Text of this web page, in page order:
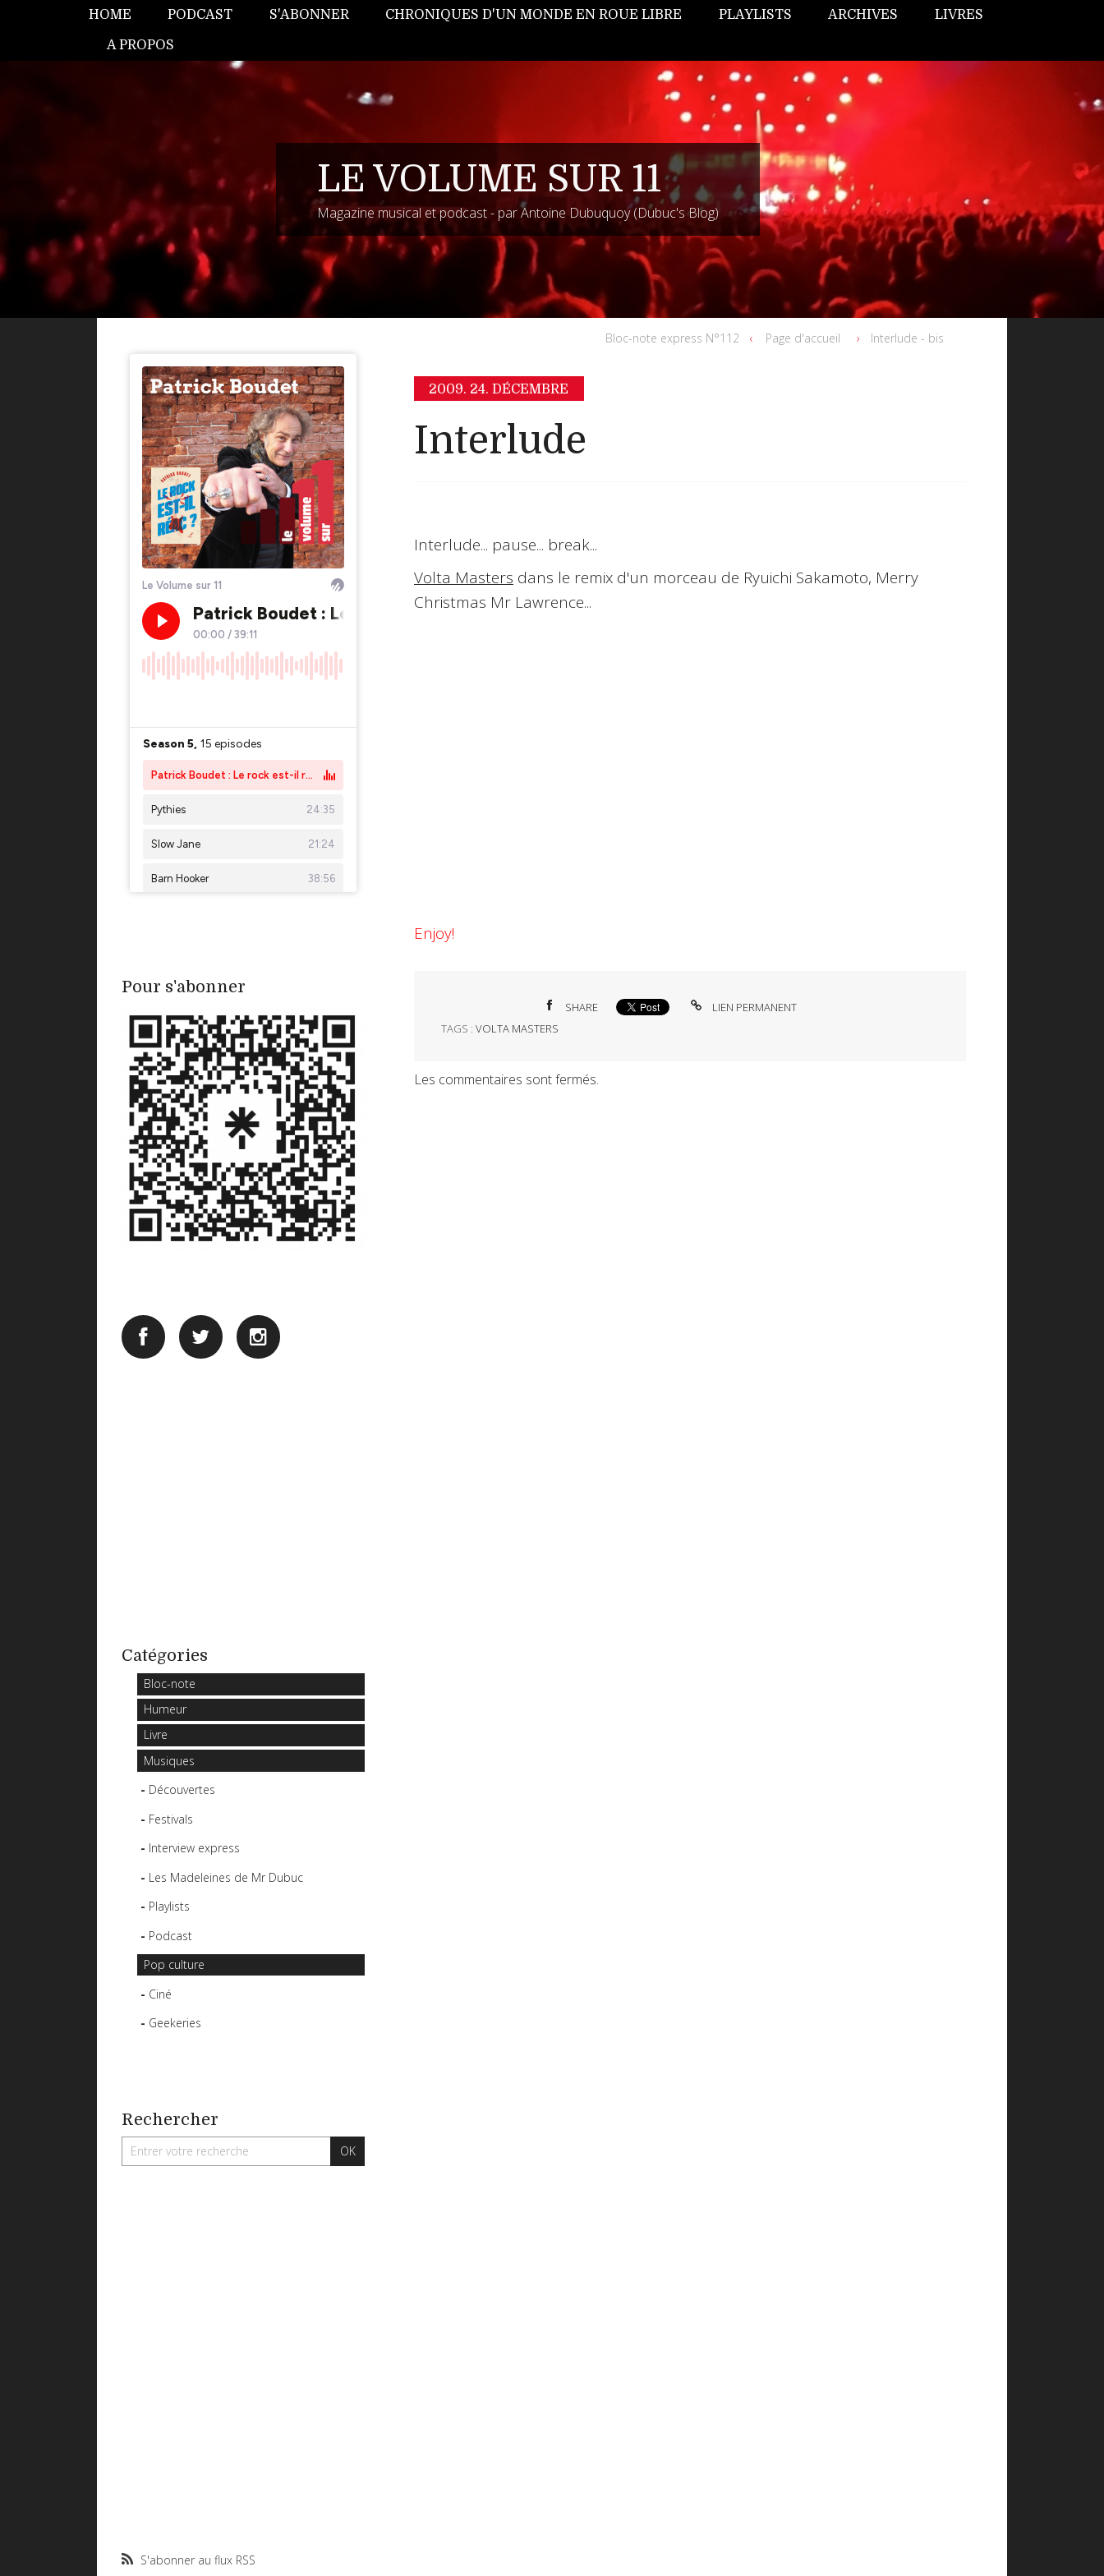
HOME PODCAST S'ABONNER CHRONIQUES D'UN MONDE EN ROUE LIBRE PLAYLISTS ARCHIVES LIVRES
A PROPOS
LE VOLUME SUR 11
Magazine musical et podcast - par Antoine Dubuquoy (Dubuc's Blog)
Pour s'abonner
Catégories
Bloc-note
Humeur
Livre
Musiques
Découvertes
Festivals
Interview express
Les Madeleines de Mr Dubuc
Playlists
Podcast
Pop culture
Ciné
Geekeries
Rechercher
S'abonner au flux RSS
Bloc-note express N°112 Page d'accueil Interlude - bis
2009. 24. DÉCEMBRE
Interlude
Interlude... pause... break...
Volta Masters dans le remix d'un morceau de Ryuichi Sakamoto, Merry
Christmas Mr Lawrence...
Enjoy!
SHARE
LIEN PERMANENT
TAGS : VOLTA MASTERS
Les commentaires sont fermés.